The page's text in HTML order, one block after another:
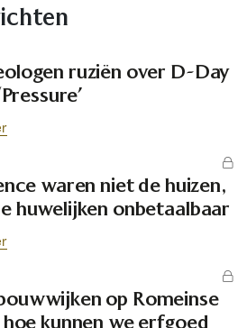
ruziën over D-Day
waren niet de huizen,
huwelijken onbetaalbaar
op Romeinse
kunnen we erfgoed